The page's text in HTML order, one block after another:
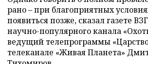
рано – при благоприятных
появиться позже, сказал газете
научно-популярного канала
ведущий телепрограммы
телеканале «Живая Планета»